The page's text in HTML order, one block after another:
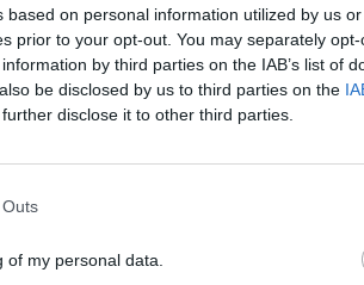
on personal information utilized by us
prior to your opt-out. You may separately
by third parties on the IAB’s list of
be disclosed by us to third parties on the
disclose it to other third parties.
my personal data.
ir susitikimas su
Donecko regione atkurti".